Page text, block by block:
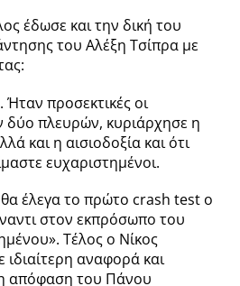
έδωσε και την δική του
του Αλέξη Τσίπρα με
προσεκτικές οι
δύο πλευρών, κυριάρχησε η
και η αισιοδοξία και ότι
ευχαριστημένοι.
έλεγα το πρώτο crash test ο
στον εκπρόσωπο του
Τέλος ο Νίκος
αναφορά και
απόφαση του Πάνου